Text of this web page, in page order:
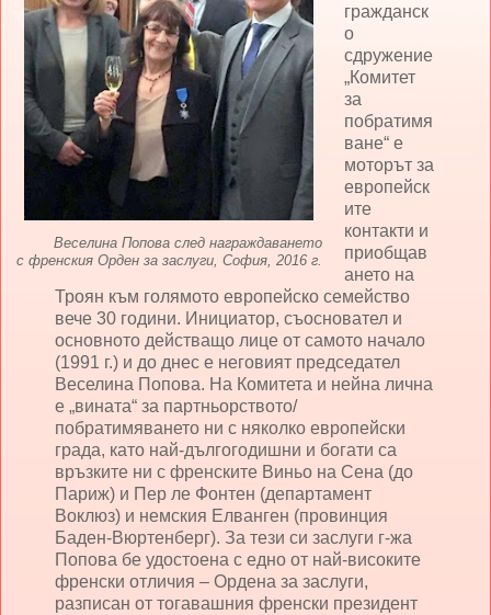
Веселина Попова след награждаването
с френския Орден за заслуги, София, 2016 г.
гражданск
о
сдружение
„Комитет
за
побратимя
ване“ е
моторът за
европейск
ите
контакти и
приобщав
ането на
Троян към голямото европейско семейство
вече 30 години. Инициатор, съосновател и
основното действащо лице от самото начало
(1991 г.) и до днес е неговият председател
Веселина Попова. На Комитета и нейна лична
е „вината“ за партньорството/
побратимяването ни с няколко европейски
града, като най-дългогодишни и богати са
връзките ни с френските Виньо на Сена (до
Париж) и Пер ле Фонтен (департамент
Воклюз) и немския Елванген (провинция
Баден-Вюртенберг). За тези си заслуги г-жа
Попова бе удостоена с едно от най-високите
френски отличия – Ордена за заслуги,
разписан от тогавашния френски президент